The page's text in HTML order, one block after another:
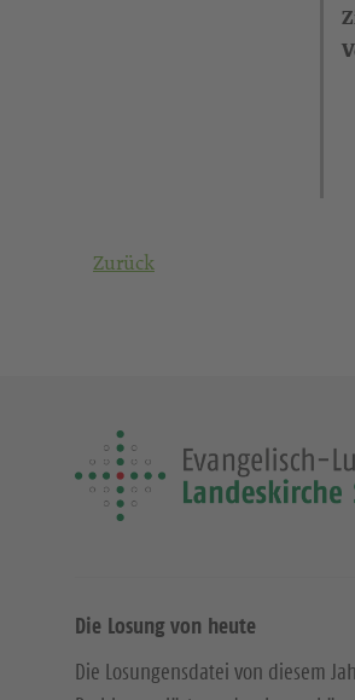
Zurück
Die Losung von heute
Die Losungensdatei von diesem